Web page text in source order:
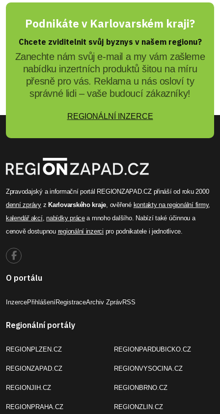
Podnikáte v Karlovarském kraji?
Chcete zviditelnit svůj byznys v našem regionu?
Zanechte nám svůj e-mail a my vám zašleme
nabídku inzertních produktů šitou na míru
přesně pro vás. Reklama u nás osloví ty
správné lidi – vaše budoucí zákazníky!
REGIONÁLNÍ INZERCE
Zpravodajský a informační portál REGIONZAPAD.CZ přináší od roku 2000
denní zprávyz Karlovarského kraje, ověřené kontakty na regionální firmy,
kalendář akcí,nabídky prácea mnoho dalšího. Nabízí také účinnou a
cenově dostupnou regionální inzerci pro podnikatele i jednotlivce.
O portálu
InzercePřihlášeníRegistraceArchiv ZprávRSS
Regionální portály
REGIONPLZEN.CZ
REGIONZAPAD.CZ
REGIONJIH.CZ
REGIONPRAHA.CZ
REGIONPARDUBICKO.CZ
REGIONVYSOCINA.CZ
REGIONBRNO.CZ
REGIONZLIN.CZ